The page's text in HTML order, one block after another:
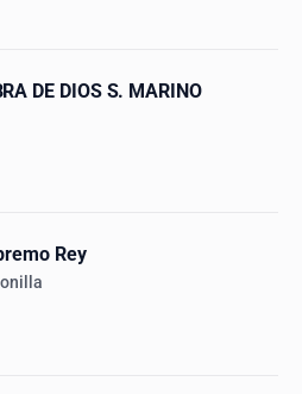
DE DIOS S. MARINO
Rey